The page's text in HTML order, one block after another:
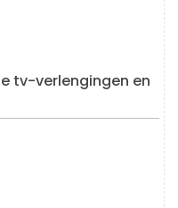
tv-verlengingen en